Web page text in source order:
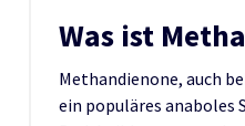
Was ist
Methandienone, auch
ein populäres anaboles